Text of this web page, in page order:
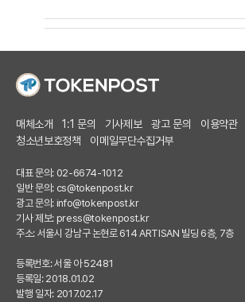
매체소개 1:1 문의 기사제보 광고 문의 이용약관
청소년보호정책
이메일무단수집거부
대표 문의: 02-6674-1012
일반 문의: cs@tokenpost.kr
광고 문의: info@tokenpost.kr
기사 제보: press@tokenpost.kr
주소: 서울시 강남구 논현로 614 ARTISAN 빌딩 6층, 7층
등록번호: 서울 아 52481
등록일: 2018.01.02
발행 일자: 2017.02.17